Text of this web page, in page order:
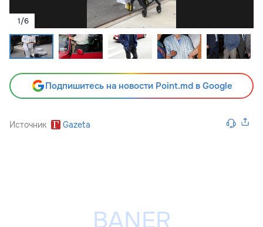
1/6
Подпишитесь на новости Point.md в Google
Источник Gazeta